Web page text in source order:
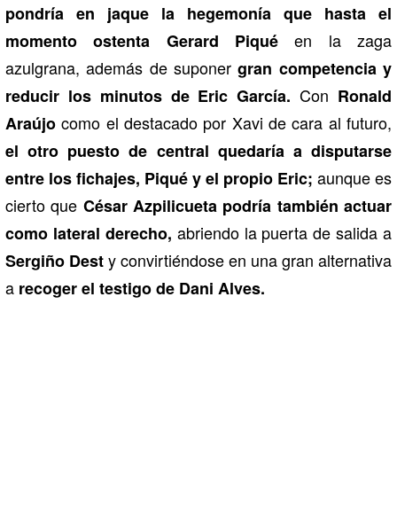
pondría en jaque la hegemonía que hasta el
momento ostenta Gerard Piqué en la zaga
azulgrana, además de suponergran competencia y
reducir los minutos de Eric García. Con Ronald
Araújo como el destacado por Xavi de cara al futuro,
el otro puesto de central quedaría a disputarse
entre los fichajes, Piqué y el propio Eric; aunque es
cierto que César Azpilicueta podría también actuar
como lateral derecho, abriendo la puerta de salida a
Sergiño Desty convirtiéndose en una gran alternativa
a recoger el testigo de Dani Alves.